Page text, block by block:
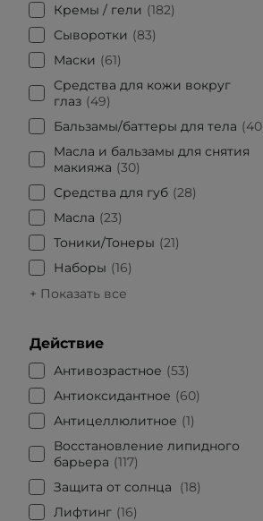
Кремы / гели
182
Сыворотки
83
Маски
61
Средства для кожи вокруг
глаз
49
Бальзамы/баттеры для тела
40
Масла и бальзамы для снятия
макияжа
30
Средства для губ 28
Масла
23
Тоники/Тонеры
21
Наборы
16
+ Показать все
Действие
Антивозрастное
53
Антиоксидантное
60
Антицеллюлитное
1
Восстановление липидного
барьера
117
Защита от солнца
18
Лифтинг 16